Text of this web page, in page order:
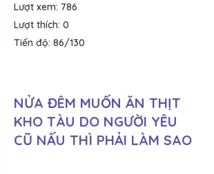
Lượt xem: 786
Lượt thích: 0
Tiến độ: 86/130
NỬA ĐÊM MUỐN ĂN THỊT
KHO TÀU DO NGƯỜI YÊU
CŨ NẤU THÌ PHẢI LÀM SAO